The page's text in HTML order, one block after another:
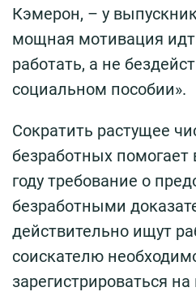
Кэмерон, – у
мощная мотивация
работать, а не
социальном пособии».
Сократить растущее
безработных помогает
году требование о
безработными
действительно ищут
соискателю
зарегистрироваться